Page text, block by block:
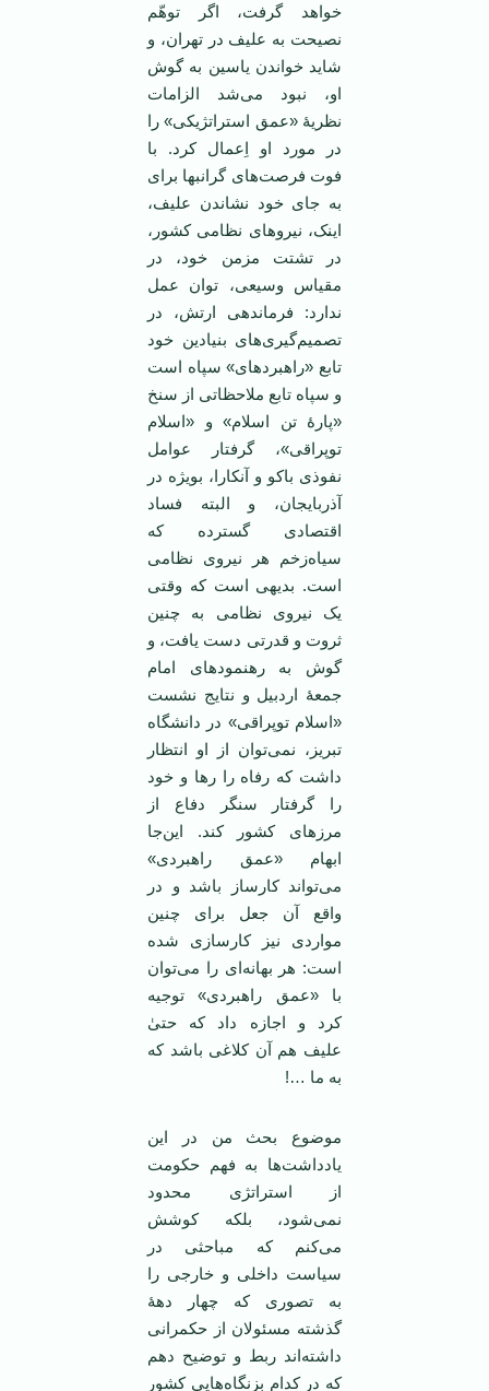
خواهد گرفت، اگر توهّم
نصیحت به علیف در تهران، و
شاید خواندن یاسین به گوش
او، نبود می‌شد الزامات
نظریۀ «عمق استراتژیکی» را
در مورد او اِعمال کرد. با
فوت فرصت‌های گرانبها برای
به جای خود نشاندن علیف،
اینک، نیروهای نظامی کشور،
در تشتت مزمن خود، در
مقیاس وسیعی، توان عمل
ندارد: فرماندهی ارتش، در
تصمیم‌گیری‌های بنیادین خود
تابع «راهبردهای» سپاه است
و سپاه تابع ملاحظاتی از سنخ
«پارۀ تن اسلام» و «اسلام
توپراقی»، گرفتار عوامل
نفوذی باکو و آنکارا، بویژه در
آذربایجان، و البته فساد
اقتصادی گسترده که
سیاه‌زخم هر نیروی نظامی
است. بدیهی است که وقتی
یک نیروی نظامی به چنین
ثروت و قدرتی دست یافت، و
گوش به رهنمودهای امام
جمعۀ اردبیل و نتایج نشست
«اسلام توپراقی» در دانشگاه
تبریز، نمی‌توان از او انتظار
داشت که رفاه را رها و خود
را گرفتار سنگر دفاع از
مرزهای کشور کند. این‌جا
ابهام «عمق راهبردی»
می‌تواند کارساز باشد و در
واقع آن جعل برای چنین
مواردی نیز کارسازی شده
است: هر بهانه‌ای را می‌توان
با «عمق راهبردی» توجیه
کرد و اجازه داد که حتیٰ
علیف هم آن کلاغی باشد که
به ما …!
موضوع بحث من در این
یادداشت‌ها به فهم حکومت
از استراتژی محدود
نمی‌شود، بلکه کوشش
می‌کنم که مباحثی در
سیاست داخلی و خارجی را
به تصوری که چهار دهۀ
گذشته مسئولان از حکمرانی
داشته‌اند ربط و توضیح دهم
که در کدام بزنگاه‌هایی کشور